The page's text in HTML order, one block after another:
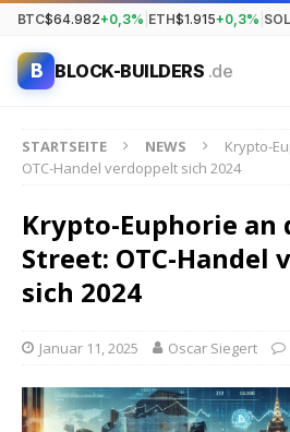
BTC$64.982+0,3% ETH$1.915+0,3% SOL
B BLOCK-BUILDERS .de
STARTSEITE NEWS
Krypto-
OTC-Handel verdoppelt sich 2024
Krypto-Euphorie an
Street: OTC-Handel
sich 2024
Januar 11, 2025 Oscar Siegert